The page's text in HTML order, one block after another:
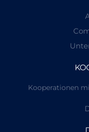
Kooperationen